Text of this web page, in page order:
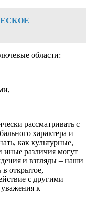
области:
рассматривать с
характера и
как культурные,
иные различия могут
и взгляды – наши
в открытое,
с другими
к